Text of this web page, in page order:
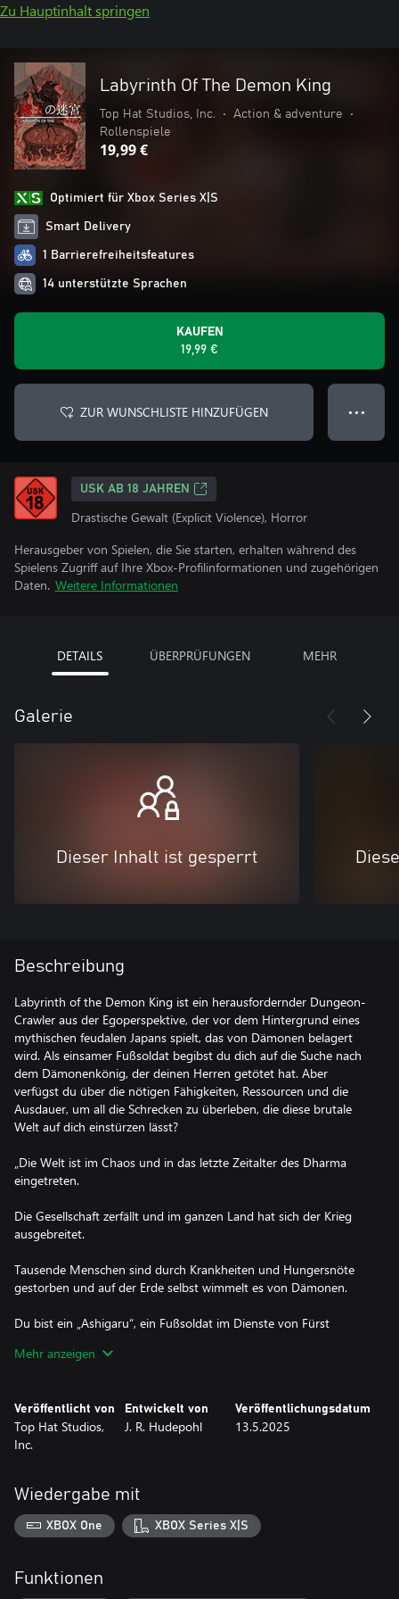
Zu Hauptinhalt springen
Labyrinth Of The Demon King
Top Hat Studios, Inc. • Action & adventure
•
Rollenspiele
19,99 €
Optimiert für Xbox Series X|S
Smart Delivery
1 Barrierefreiheitsfeatures
14 unterstützte Sprachen
KAUFEN
19,99 €
ZUR WUNSCHLISTE HINZUFÜGEN ● ● ●
USK AB 18 JAHREN
Drastische Gewalt (Explicit Violence), Horror
Herausgeber von Spielen, die Sie starten, erhalten während des
Spielens Zugriff auf Ihre Xbox-Profilinformationen und zugehörigen
Daten. Weitere Informationen
DETAILS ÜBERPRÜFUNGEN MEHR
Galerie
Dieser Inhalt ist gesperrt
Beschreibung
Labyrinth of the Demon King ist ein herausfordernder Dungeon-
Crawler aus der Egoperspektive, der vor dem Hintergrund eines
mythischen feudalen Japans spielt, das von Dämonen belagert
wird. Als einsamer Fußsoldat begibst du dich auf die Suche nach
dem Dämonenkönig, der deinen Herren getötet hat. Aber
verfügst du über die nötigen Fähigkeiten, Ressourcen und die
Ausdauer, um all die Schrecken zu überleben, die diese brutale
Welt auf dich einstürzen lässt?
„Die Welt ist im Chaos und in das letzte Zeitalter des Dharma
eingetreten.
Die Gesellschaft zerfällt und im ganzen Land hat sich der Krieg
ausgebreitet.
Tausende Menschen sind durch Krankheiten und Hungersnöte
gestorben und auf der Erde selbst wimmelt es von Dämonen.
Du bist ein „Ashigaru“, ein Fußsoldat im Dienste von Fürst
Gegen deinen Willen opferte dein Herr sein Leben, um dir bei der
Flucht aus der Schlacht zu helfen.
hat, aufzuspüren und zu besiegen.
Du nimmst deinen möglicherweise letzten Atemzug auf dieser
sterblichen Ebene und bereitest dich darauf vor, …
das Labyrinth des Dämonenkönigs zu betreten!“
Mehr anzeigen
Veröffentlicht von
Top Hat Studios,
Inc.
Entwickelt von
J. R. Hudepohl
Veröffentlichungsdatum
13.5.2025
Wiedergabe mit
XBOX One XBOX Series X|S
Funktionen